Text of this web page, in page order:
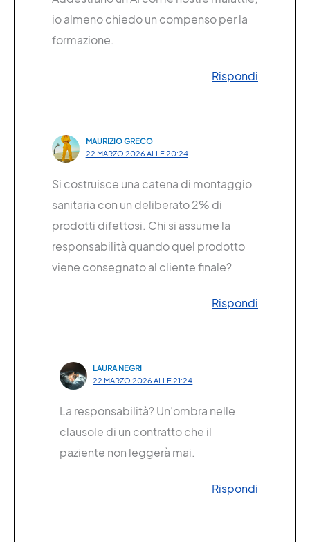
io almeno chiedo un compenso per la
formazione.
Rispondi
MAURIZIO GRECO
22 MARZO 2026 ALLE 20:24
Si costruisce una catena di montaggio
sanitaria con un deliberato 2% di
prodotti difettosi. Chi si assume la
responsabilità quando quel prodotto
viene consegnato al cliente finale?
Rispondi
LAURA NEGRI
22 MARZO 2026 ALLE 21:24
La responsabilità? Un’ombra nelle
clausole di un contratto che il
paziente non leggerà mai.
Rispondi